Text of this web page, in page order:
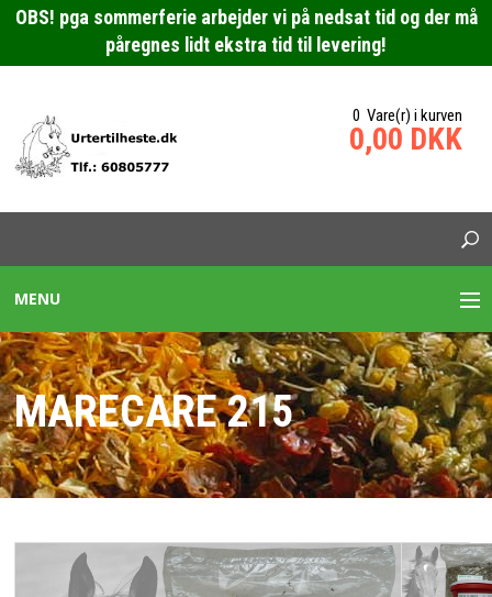
OBS! pga sommerferie arbejder vi på nedsat tid og der må
påregnes lidt ekstra tid til levering!
0 Vare(r) i kurven
0,00 DKK
MENU
URTEBLANDINGER HESTE
SPECIALBLANDING HEST
ENKELTURTER HESTE
PLEJEMIDLER HESTE
MARECARE 215